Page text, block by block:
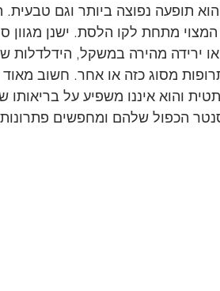
תופעה נפוצה ביותר וגם
מתחת לקו הלסת. ישנן מגוון
ירידה מהירה במשקל, הידלדלות
מסוג כזה או אחר. חשוב
והוא איננו משפיע על
הכפול שלהם ומחפשים